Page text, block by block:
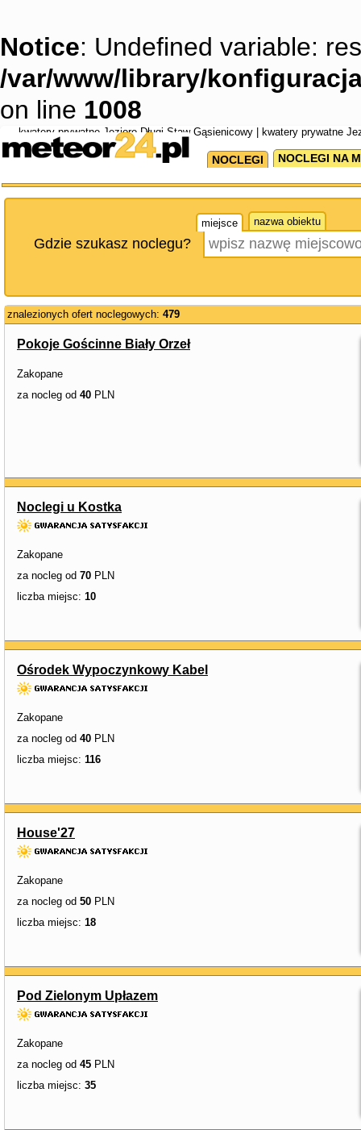
Notice: Undefined variable:
/var/www/library/
on line 1008
kwatery prywatne Jezioro Długi Staw Gąsienicowy | kwatery prywatne
NOCLEGI NOCLEGI NA
miejsce nazwa obiektu
Gdzie szukasz noclegu?
znalezionych ofert noclegowych: 479
Pokoje Gościnne Biały Orzeł
Zakopane
za nocleg od 40 PLN
Noclegi u Kostka
Zakopane
za nocleg od 70 PLN
liczba miejsc: 10
Ośrodek Wypoczynkowy Kabel
Zakopane
za nocleg od 40 PLN
liczba miejsc: 116
House'27
Zakopane
za nocleg od 50 PLN
liczba miejsc: 18
Pod Zielonym Upłazem
Zakopane
za nocleg od 45 PLN
liczba miejsc: 35